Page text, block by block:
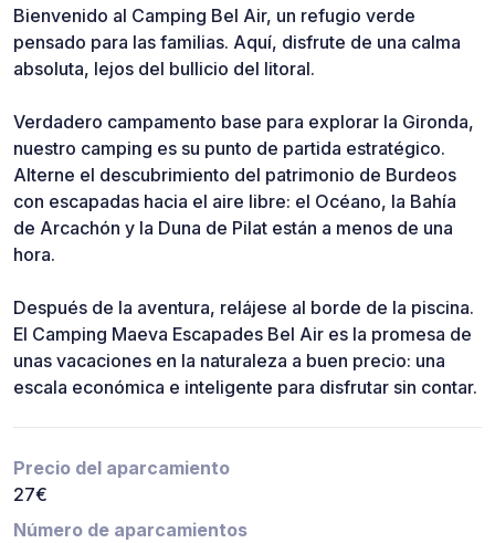
Bienvenido al Camping Bel Air, un refugio verde
pensado para las familias. Aquí, disfrute de una calma
absoluta, lejos del bullicio del litoral.
Verdadero campamento base para explorar la Gironda,
nuestro camping es su punto de partida estratégico.
Alterne el descubrimiento del patrimonio de Burdeos
con escapadas hacia el aire libre: el Océano, la Bahía
de Arcachón y la Duna de Pilat están a menos de una
hora.
Después de la aventura, relájese al borde de la piscina.
El Camping Maeva Escapades Bel Air es la promesa de
unas vacaciones en la naturaleza a buen precio: una
escala económica e inteligente para disfrutar sin contar.
Precio del aparcamiento
27€
Número de aparcamientos